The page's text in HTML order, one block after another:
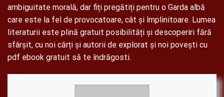
ambiguitate morală, dar fiți pregătiți pentru o Garda albă
care este la fel de provocatoare, cât și împlinitoare. Lumea
literaturii este plină gratuit posibilități și descoperiri fără
sfârșit, cu noi cărți și autorii de explorat și noi povești cu
pdf ebook gratuit să te îndrăgosti.